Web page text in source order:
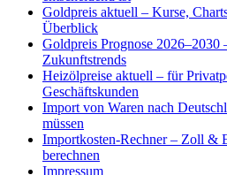
Goldpreis aktuell – Kurse,
Überblick
Goldpreis Prognose 2026–2030
Zukunftstrends
Heizölpreise aktuell – für
Geschäftskunden
Import von Waren nach
müssen
Importkosten-Rechner – Zoll &
berechnen
Impressum